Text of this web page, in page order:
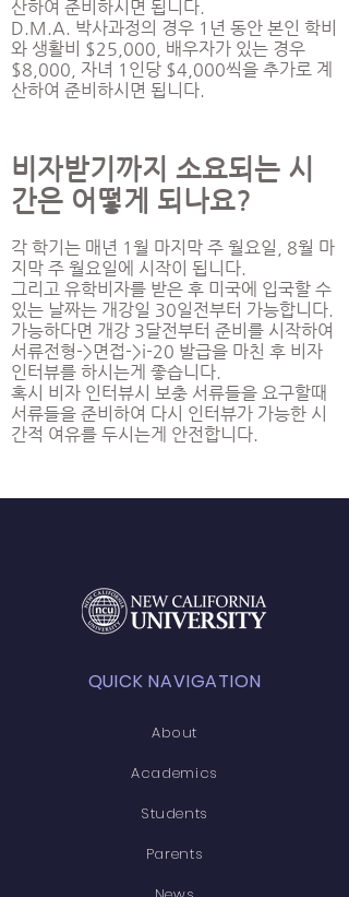
산하여 준비하시면 됩니다.
D.M.A. 박사과정의 경우 1년 동안 본인 학비
와 생활비 $25,000, 배우자가 있는 경우
$8,000, 자녀 1인당 $4,000씩을 추가로 계
산하여 준비하시면 됩니다.
비자받기까지 소요되는 시
간은 어떻게 되나요?
각 학기는 매년 1월 마지막 주 월요일, 8월 마
지막 주 월요일에 시작이 됩니다.
그리고 유학비자를 받은 후 미국에 입국할 수
있는 날짜는 개강일 30일전부터 가능합니다.
가능하다면 개강 3달전부터 준비를 시작하여
서류전형->면접->i-20 발급을 마친 후 비자
인터뷰를 하시는게 좋습니다.
혹시 비자 인터뷰시 보충 서류들을 요구할때
서류들을 준비하여 다시 인터뷰가 가능한 시
간적 여유를 두시는게 안전합니다.
QUICK NAVIGATION
About
Academics
Students
Parents